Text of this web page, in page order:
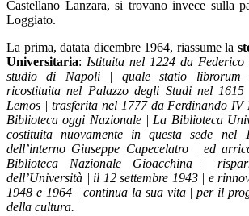
Castellano Lanzara, si trovano invece sulla
Loggiato.
La prima, datata dicembre 1964, riassume la
Universitaria: Istituita nel 1224 da
studio di Napoli | quale statio librorum
ricostituita nel Palazzo degli Studi nel
Lemos | trasferita nel 1777 da Ferdinando IV
Biblioteca oggi Nazionale | La Biblioteca
costituita nuovamente in questa sede
dell’interno Giuseppe Capecelatro | ed
Biblioteca Nazionale Gioacchina |
dell’Università | il 12 settembre 1943 | e
1948 e 1964 | continua la sua vita | per il
della cultura.